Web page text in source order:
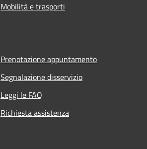
Mobilità e trasporti
Prenotazione appuntamento
Segnalazione disservizio
Leggi le FAQ
Richiesta assistenza